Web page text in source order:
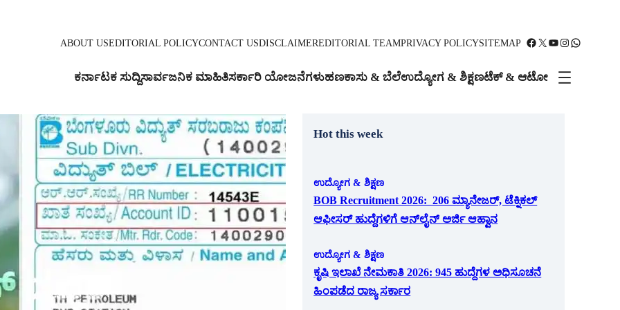
ABOUT USEDITORIAL POLICYCONTACT USDISCLAIMEREDITORIAL TEAMPRIVACY POLICYSITEMAP Facebook X YouTube Instagram WhatsApp
ಕರ್ನಾಟಕ ಸುದ್ದಿಸಾರ್ವಜನಿಕ ಮಾಹಿತಿಸರ್ಕಾರಿ ಯೋಜನೆಗಳುಹಣಕಾಸು & ಬೆಲೆಉದ್ಯೋಗ & ಶಿಕ್ಷಣಟೆಕ್ & ಆಟೋ
Hot this week
ಉದ್ಯೋಗ & ಶಿಕ್ಷಣ
BOB Recruitment 2026: 206 ಮ್ಯಾನೇಜರ್, ಟೆಕ್ನಿಕಲ್
ಆಫೀಸರ್ ಹುದ್ದೆಗಳಿಗೆ ಆನ್‌ಲೈನ್ ಅರ್ಜಿ ಆಹ್ವಾನ
ಉದ್ಯೋಗ & ಶಿಕ್ಷಣ
ಕೃಷಿ ಇಲಾಖೆ ನೇಮಕಾತಿ 2026: 945 ಹುದ್ದೆಗಳ ಅಧಿಸೂಚನೆ
ಹಿಂಪಡೆದ ರಾಜ್ಯ ಸರ್ಕಾರ